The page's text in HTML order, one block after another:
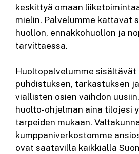
keskittyä omaan
mielin. Palvelumme kattavat
huollon, ennakkohuollon ja
tarvittaessa.
Huoltopalvelumme
puhdistuksen, tarkastuksen
viallisten osien vaihdon
huolto-ohjelman aina tilojesi
tarpeiden mukaan.
kumppaniverkostomme
ovat saatavilla kaikkialla